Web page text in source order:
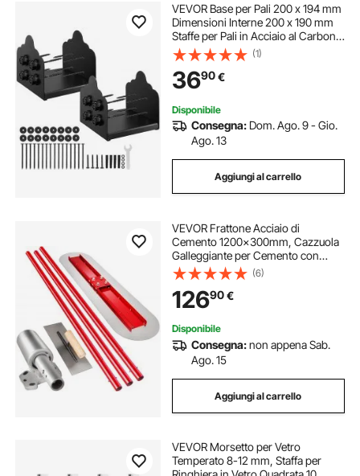
VEVOR Base per Pali 200 x 194 mm
Dimensioni Interne 200 x 190 mm
Staffe per Pali in Acciaio al Carbonio
per Impieghi Gravosi, per Supporto
Ringhiera per Gazebo, Piastra di
Base per Ponte, 2 PZ, Nero
(1)
3690€
Disponibile
Consegna: Dom. Ago. 9 - Gio.
Ago. 13
Aggiungi al carrello
VEVOR Frattone Acciaio di
Cemento 1200x300mm, Cazzuola
Galleggiante per Cemento con
Staffa Galleggiante Regolabile e
Flessibile, Kit Completa Frattazzo
da Mura Pavimento Sbucciatura
Stucco
(6)
12690€
Disponibile
Consegna:non appena Sab.
Ago. 15
Aggiungi al carrello
VEVOR Morsetto per Vetro
Temperato 8-12 mm, Staffa per